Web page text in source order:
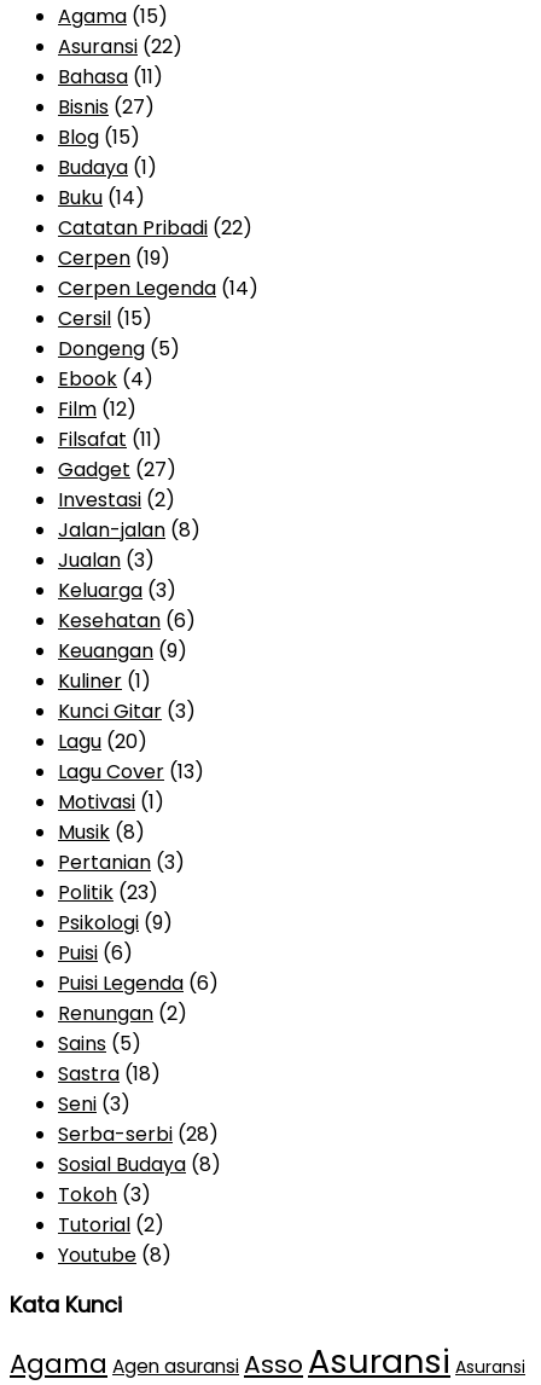
Agama (15)
Asuransi (22)
Bahasa (11)
Bisnis (27)
Blog (15)
Budaya (1)
Buku (14)
Catatan Pribadi (22)
Cerpen (19)
Cerpen Legenda (14)
Cersil (15)
Dongeng (5)
Ebook (4)
Film (12)
Filsafat (11)
Gadget (27)
Investasi (2)
Jalan-jalan (8)
Jualan (3)
Keluarga (3)
Kesehatan (6)
Keuangan (9)
Kuliner (1)
Kunci Gitar (3)
Lagu (20)
Lagu Cover (13)
Motivasi (1)
Musik (8)
Pertanian (3)
Politik (23)
Psikologi (9)
Puisi (6)
Puisi Legenda (6)
Renungan (2)
Sains (5)
Sastra (18)
Seni (3)
Serba-serbi (28)
Sosial Budaya (8)
Tokoh (3)
Tutorial (2)
Youtube (8)
Kata Kunci
Agama Agen asuransiAsso Asuransi Asuransi